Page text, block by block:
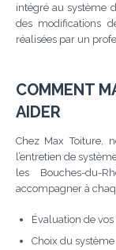
intégré au système
des modifications
réalisées par un
COMMENT
AIDER
Chez Max Toiture,
l’entretien de
les Bouches-du-
accompagner à
Évaluation de
Choix du